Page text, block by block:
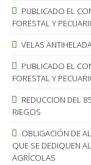
PUBLICADO EL
FORESTAL Y
VELAS
PUBLICADO EL
FORESTAL Y
REDUCCION DEL
RIEGOS
OBLIGACIÓN DE
QUE SE DEDIQUEN
AGRÍCOLAS